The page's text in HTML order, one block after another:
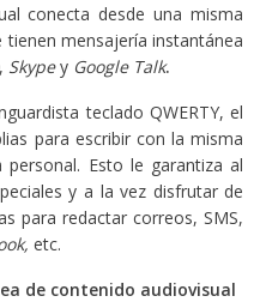
conecta desde una misma
mensajería instantánea
Skypey Google Talk.
teclado QWERTY, el
para escribir con la misma
Esto le garantiza al
y a la vez disfrutar de
para redactar correos, SMS,
etc.
de contenido audiovisual